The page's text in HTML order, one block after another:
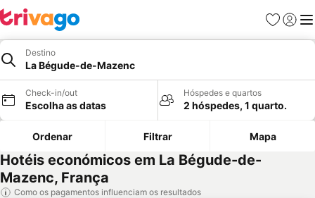
Favoritos
Iniciar
Destino
La Bégude-de-Mazenc
Check-in/out
Escolha as datas
Hóspedes e quartos
2 hóspedes, 1 quarto.
Ordenar Filtrar Mapa
Hotéis económicos em La Bégude-de-
Mazenc, França
Como os pagamentos influenciam os resultados